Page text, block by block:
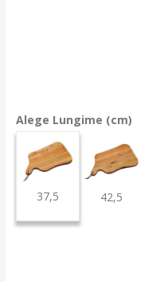
Alege Lungime (cm)
37,5 42,5